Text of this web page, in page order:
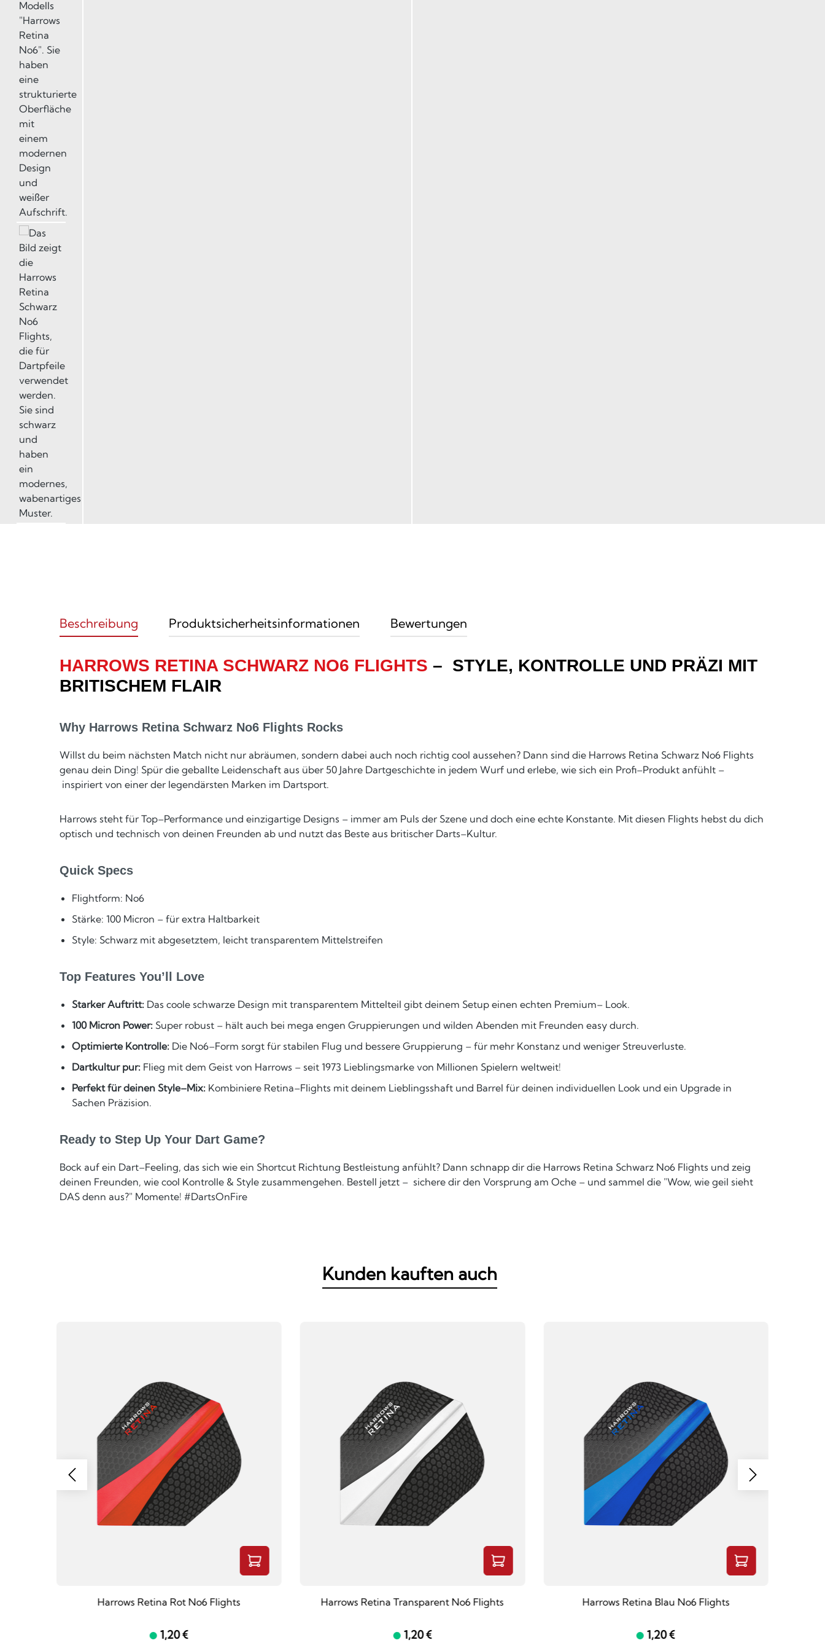
Beschreibung Produktsicherheitsinformationen Bewertungen
HARROWS RETINA SCHWARZ NO6 FLIGHTS – STYLE, KONTROLLE UND PRÄZI MIT
BRITISCHEM FLAIR
Why Harrows Retina Schwarz No6 Flights Rocks
Willst du beim nächsten Match nicht nur abräumen, sondern dabei auch noch richtig cool aussehen? Dann sind die Harrows Retina Schwarz No6 Flights
genau dein Ding! Spür die geballte Leidenschaft aus über 50 Jahre Dartgeschichte in jedem Wurf und erlebe, wie sich ein Profi–Produkt anfühlt –
inspiriert von einer der legendärsten Marken im Dartsport.
Harrows steht für Top–Performance und einzigartige Designs – immer am Puls der Szene und doch eine echte Konstante. Mit diesen Flights hebst du dich
optisch und technisch von deinen Freunden ab und nutzt das Beste aus britischer Darts–Kultur.
Quick Specs
Flightform: No6
Stärke: 100 Micron – für extra Haltbarkeit
Style: Schwarz mit abgesetztem, leicht transparentem Mittelstreifen
Top Features You’ll Love
Starker Auftritt: Das coole schwarze Design mit transparentem Mittelteil gibt deinem Setup einen echten Premium– Look.
100 Micron Power: Super robust – hält auch bei mega engen Gruppierungen und wilden Abenden mit Freunden easy durch.
Optimierte Kontrolle: Die No6–Form sorgt für stabilen Flug und bessere Gruppierung – für mehr Konstanz und weniger Streuverluste.
Dartkultur pur: Flieg mit dem Geist von Harrows – seit 1973 Lieblingsmarke von Millionen Spielern weltweit!
Perfekt für deinen Style–Mix: Kombiniere Retina–Flights mit deinem Lieblingsshaft und Barrel für deinen individuellen Look und ein Upgrade in
Sachen Präzision.
Ready to Step Up Your Dart Game?
Bock auf ein Dart–Feeling, das sich wie ein Shortcut Richtung Bestleistung anfühlt? Dann schnapp dir die Harrows Retina Schwarz No6 Flights und zeig
deinen Freunden, wie cool Kontrolle & Style zusammengehen. Bestell jetzt – sichere dir den Vorsprung am Oche – und sammel die "Wow, wie geil sieht
DAS denn aus?" Momente! #DartsOnFire
Kunden kauften auch
Harrows Retina Rot No6 Flights
1,20 €
Harrows Retina Transparent No6 Flights
1,20 €
Harrows Retina Blau No6 Flights
1,20 €